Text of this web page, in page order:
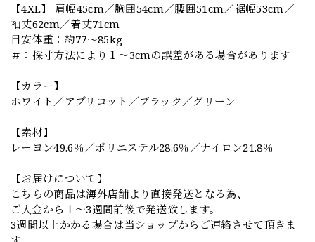
【4XL】 肩幅45cm／胸囲54cm／腰囲51cm／裾幅53cm／
袖丈62cm／着丈71cm
目安体重：約77〜85kg
＃：採寸方法により１～3cmの誤差がある場合があります
【カラー】
ホワイト／アプリコット／ブラック／グリーン
【素材】
レーヨン49.6％／ポリエステル28.6％／ナイロン21.8％
【お届けについて】
こちらの商品は海外店舗より直接発送となる為、
ご入金から１～3週間前後で発送致します。
3週間以上かかる場合は当ショップからご連絡させて頂きま